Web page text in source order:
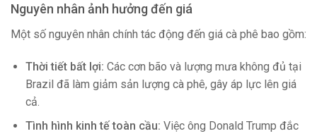
Nguyên nhân ảnh hưởng đến giá
Một số nguyên nhân chính tác động đến giá cà phê bao gồm:
Thời tiết bất lợi: Các cơn bão và lượng mưa không đủ tại
Brazil đã làm giảm sản lượng cà phê, gây áp lực lên giá
cả.
Tình hình kinh tế toàn cầu: Việc ông Donald Trump đắc